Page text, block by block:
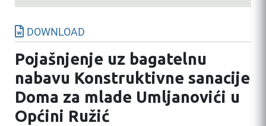
DOWNLOAD
Pojašnjenje uz bagatelnu
nabavu Konstruktivne sanacije
Doma za mlade Umljanovići u
Općini Ružić